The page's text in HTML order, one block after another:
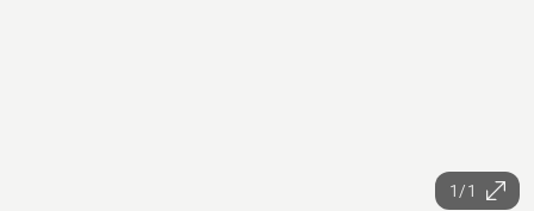
1/1